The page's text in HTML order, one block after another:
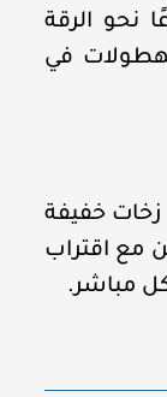
نحو الرقة
في
زخات خفيفة
مع اقتراب
مباشر.